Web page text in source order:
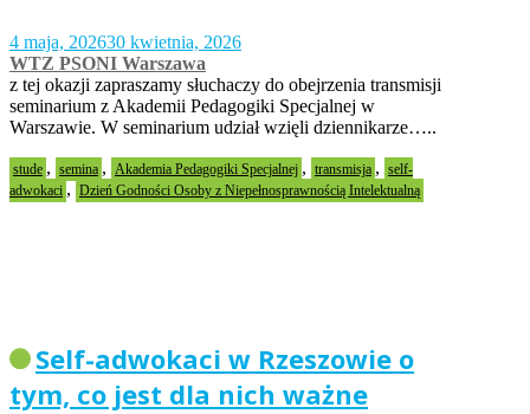
4 maja, 202630 kwietnia, 2026
WTZ PSONI Warszawa
z tej okazji zapraszamy słuchaczy do obejrzenia transmisji
seminarium z Akademii Pedagogiki Specjalnej w
Warszawie. W seminarium udział wzięli dziennikarze…..
stude , semina , Akademia Pedagogiki Specjalnej , transmisja , self-
adwokaci , Dzień Godności Osoby z Niepełnosprawnością Intelektualną
Self-adwokaci w Rzeszowie o
tym, co jest dla nich ważne